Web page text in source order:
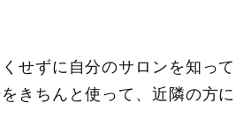
せずに自分のサロンを知って
きちんと使って、近隣の方に